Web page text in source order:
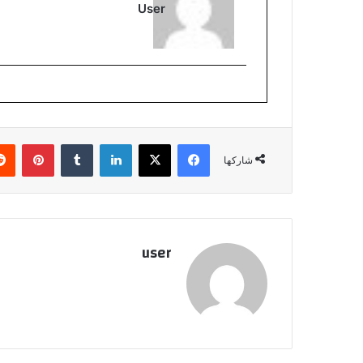
User
شاركها
فيسبوك ‫X لينكدإن
user